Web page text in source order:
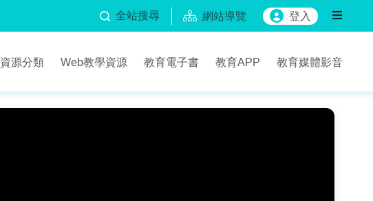
全站搜尋 網站導覽 登入
資源分類 Web教學資源 教育電子書 教育APP 教育媒體影音